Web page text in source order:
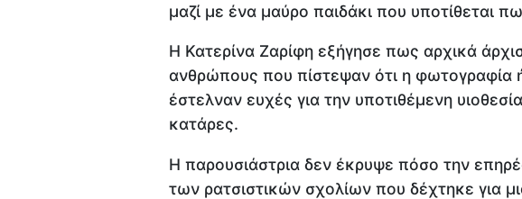
μαζί με ένα μαύρο παιδάκι που υποτίθεται
Η Κατερίνα Ζαρίφη εξήγησε πως αρχικά
ανθρώπους που πίστεψαν ότι η φωτογραφία
έστελναν ευχές για την υποτιθέμενη
κατάρες.
Η παρουσιάστρια δεν έκρυψε πόσο την
των ρατσιστικών σχολίων που δέχτηκε για